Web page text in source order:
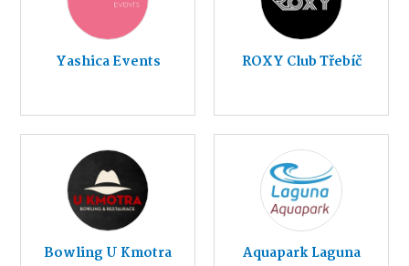
Yashica Events ROXY Club Třebíč
Bowling U Kmotra Aquapark Laguna